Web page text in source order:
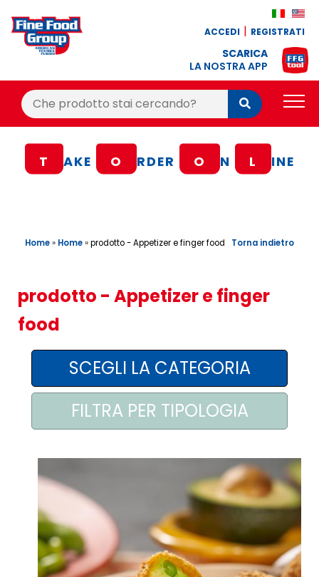
ACCEDI REGISTRATI
SCARICA
LA NOSTRA APP
Cerca:
Cerca
BLOG
CONTATTI
T AKE O RDER O N L INE
Home» Home»prodotto - Appetizer e finger food Torna indietro
prodotto - Appetizer e finger
food